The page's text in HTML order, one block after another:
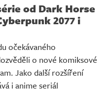
od Dark Horse
2077 i
očekávaného
o nové komiksové
Jako další rozšíření
i anime seriál